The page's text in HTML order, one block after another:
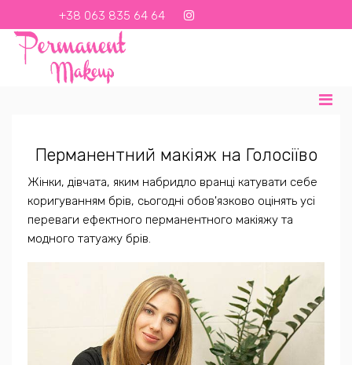
+38 063 835 64 64
+380638356464
Перманентний макіяж на Голосіїво
Жінки, дівчата, яким набридло вранці катувати себе
коригуванням брів, сьогодні обов'язково оцінять усі
переваги ефектного перманентного макіяжу та
модного татуажу брів.